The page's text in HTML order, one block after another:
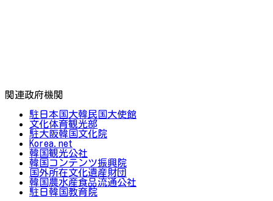
関連政府機関
駐日本国大韓民国大使館
文化体育観光部
駐大阪韓国文化院
Korea.net
韓国観光公社
韓国コンテンツ振興院
国外所在文化遺産財団
韓国農水産食品流通公社
駐日韓国教育院